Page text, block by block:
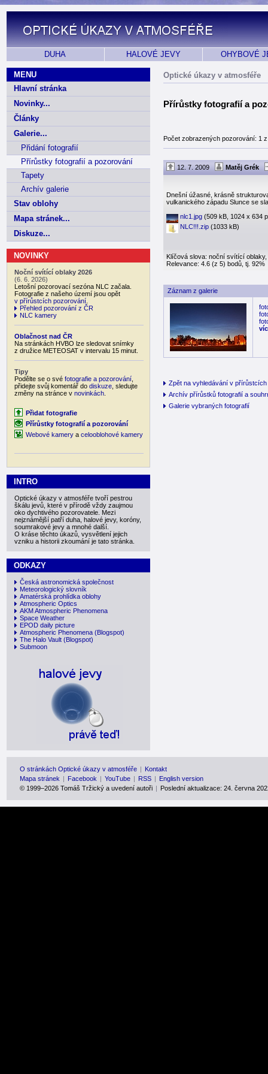
DUHA HALOVÉ JEVY OHYBOVÉ
MENU
Hlavní stránka
Novinky...
Články
Galerie...
Přidání fotografií
Přírůstky fotografií a pozorování
Tapety
Archív galerie
Stav oblohy
Mapa stránek...
Diskuze...
NOVINKY
Noční svítící oblaky 2026
(6. 6. 2026)
Letošní pozorovací sezóna NLC začala.
Fotografie z našeho území jsou opět
v přírůstcích pozorování
Přehled pozorování z ČR
NLC kamery
Oblačnost nad ČR
Na stránkách HVBO lze sledovat snímky
z družice METEOSAT v intervalu 15 minut.
Tipy
Podělte se o své fotografie a pozorování
přidejte svůj komentář do diskuze , sledujte
změny na stránce v novinkách
Přidat fotografie
Přírůstky fotografií a pozorování
Webové kamery a celooblohové kamery
INTRO
Optické úkazy v atmosféře tvoří pestrou
škálu jevů, které v přírodě vždy zaujmou
oko dychtivého pozorovatele. Mezi
nejznámější patří duha, halové jevy, koróny,
soumrakové jevy a mnohé další.
O kráse těchto úkazů, vysvětlení jejich
vzniku a historii zkoumání je tato stránka.
ODKAZY
Česká astronomická společnost
Meteorologický slovník
Amatérská prohlídka oblohy
Atmospheric Optics
AKM Atmospheric Phenomena
Space Weather
EPOD daily picture
Atmospheric Phenomena (Blogspot)
The Halo Vault (Blogspot)
Submoon
Optické úkazy v atmosféře
Přírůstky fotografií a
Počet zobrazených pozorování: 1
12. 7. 2009 Matěj Grék
Dnešní úžasné, krásně
vulkanického západu Slunce se
nlc1.jpg (509 kB, 1024 x 634
NLC!!!.zip (1033 kB)
Klíčová slova: noční svítící oblaky,
Relevance: 4.6 (z 5) bodů, tj. 92%
Záznam z galerie
Zpět na vyhledávání v
Archív přírůstků fotografií a
Galerie vybraných fotografií
O stránkách Optické úkazy v atmosféře | Kontakt
Mapa stránek | Facebook | YouTube | RSS | English version
© 1999–2026 Tomáš Tržický a uvedení autoři | Poslední aktualizace: 24. června